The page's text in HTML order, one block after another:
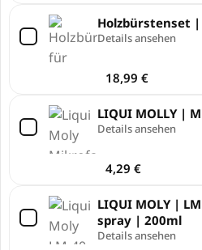
Holzbürstenset
Details ansehen
18,99 €
LIQUI MOLLY |
Details ansehen
4,29 €
LIQUI MOLY |
spray | 200ml
Details ansehen